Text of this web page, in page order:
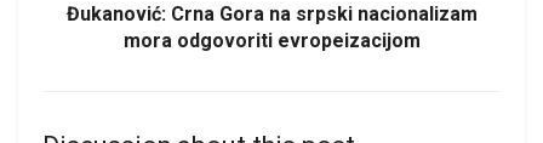
Đukanović: Crna Gora na srpski nacionalizam
mora odgovoriti evropeizacijom